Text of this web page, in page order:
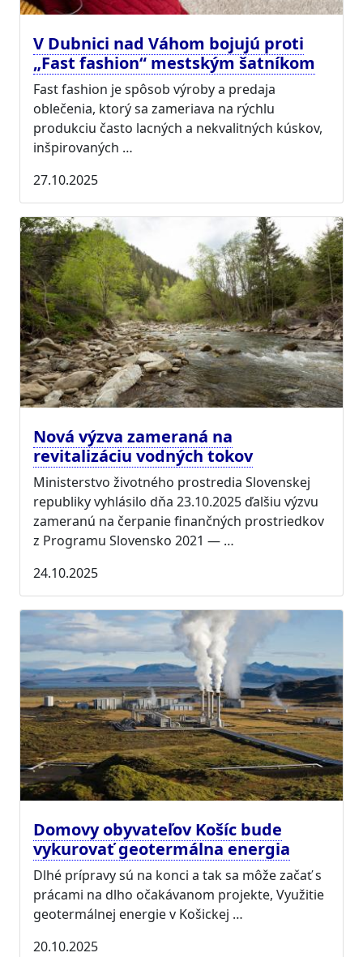
V Dubnici nad Váhom bojujú proti
„Fast fashion“ mestským šatníkom
Fast fashion je spôsob výroby a predaja
oblečenia, ktorý sa zameriava na rýchlu
produkciu často lacných a nekvalitných kúskov,
inšpirovaných …
27.10.2025
Nová výzva zameraná na
revitalizáciu vodných tokov
Ministerstvo životného prostredia Slovenskej
republiky vyhlásilo dňa 23.10.2025 ďalšiu výzvu
zameranú na čerpanie finančných prostriedkov
z Programu Slovensko 2021 — …
24.10.2025
Domovy obyvateľov Košíc bude
vykurovať geotermálna energia
Dlhé prípravy sú na konci a tak sa môže začať s
prácami na dlho očakávanom projekte, Využitie
geotermálnej energie v Košickej …
20.10.2025